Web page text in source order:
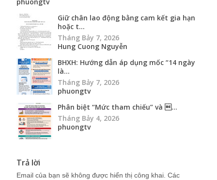
Giữ chân lao động bằng cam kết gia hạn
hoặc t...
Tháng Bảy 7, 2026
Hung Cuong Nguyễn
BHXH: Hướng dẫn áp dụng mốc “14 ngày
là...
Tháng Bảy 7, 2026
phuongtv
Phân biệt “Mức tham chiếu” và ...
Tháng Bảy 4, 2026
phuongtv
Trả lời
Email của bạn sẽ không được hiển thị công khai. Các